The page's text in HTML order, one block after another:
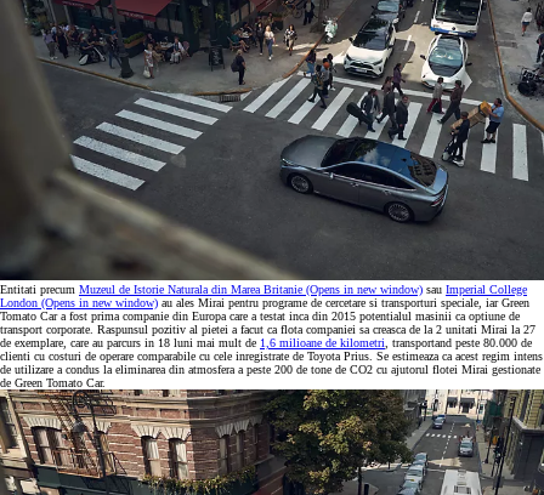
Entitati precum Muzeul de Istorie Naturala din Marea Britanie (Opens in new window) sau Imperial College
London (Opens in new window) au ales Mirai pentru programe de cercetare si transporturi speciale, iar Green
Tomato Car a fost prima companie din Europa care a testat inca din 2015 potentialul masinii ca optiune de
transport corporate. Raspunsul pozitiv al pietei a facut ca flota companiei sa creasca de la 2 unitati Mirai la 27
de exemplare, care au parcurs in 18 luni mai mult de 1,6 milioane de kilometri , transportand peste 80.000 de
clienti cu costuri de operare comparabile cu cele inregistrate de Toyota Prius. Se estimeaza ca acest regim intens
de utilizare a condus la eliminarea din atmosfera a peste 200 de tone de CO2 cu ajutorul flotei Mirai gestionate
de Green Tomato Car.